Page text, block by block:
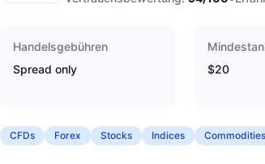
Handelsgebühren
Spread only
$20
CFDs Forex Stocks Indices Commodities